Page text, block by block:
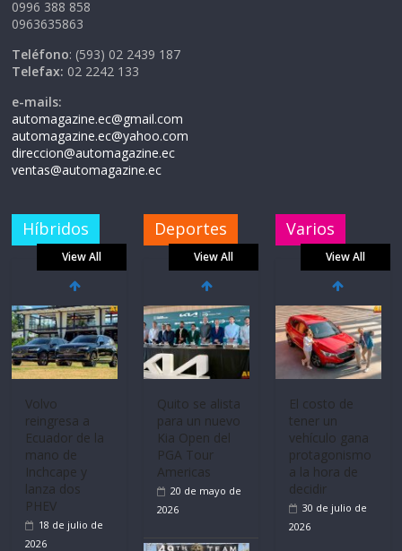
0996 388 858
0963635863
Teléfono: (593) 02 2439 187
Telefax: 02 2242 133
e-mails:
automagazine.ec@gmail.com
automagazine.ec@yahoo.com
direccion@automagazine.ec
ventas@automagazine.ec
Híbridos
View All
Volvo
reingresa a
Ecuador de la
mano de
Inchcape y
lanza dos
PHEV
18 de julio de
2026
Deportes
View All
Quito se alista
para un nuevo
Kia Open del
PGA Tour
Americas
20 de mayo de
2026
Varios
View All
El costo de
tener un
vehículo gana
protagonismo
a la hora de
decidir
30 de julio de
2026